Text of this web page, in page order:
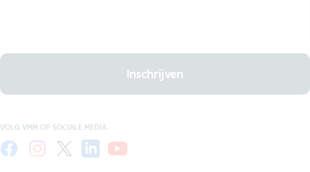
Inschrijven
VOLG VMM OP SOCIALE MEDIA